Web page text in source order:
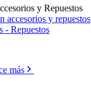
y Repuestos
accesorios y repuestos
- Repuestos
más